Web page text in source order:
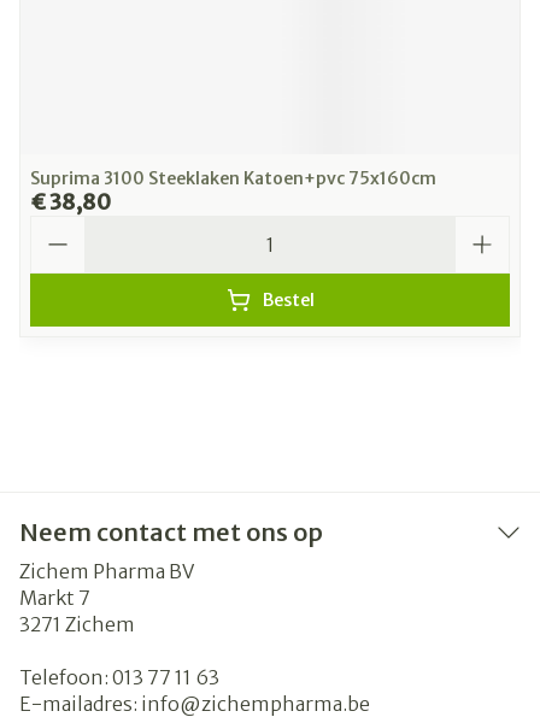
Suprima 3100 Steeklaken Katoen+pvc 75x160cm
€ 38,80
Bestel
Neem contact met ons op
Zichem Pharma BV
Markt 7
3271 Zichem
Telefoon: 013 77 11 63
E-mailadres: info@zichempharma.be